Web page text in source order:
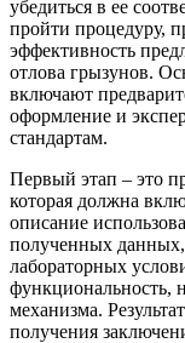
убедиться в ее
пройти процедуру,
эффективность
отлова грызунов.
включают
оформление и
стандартам.
Первый этап – это
которая должна
описание
полученных
лабораторных
функциональность,
механизма.
получения